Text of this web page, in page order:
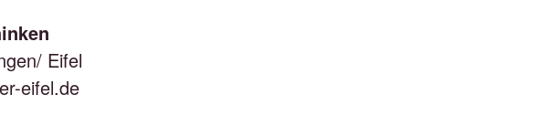
Eifel
eifel.de